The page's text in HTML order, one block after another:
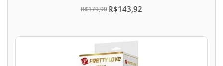
R$179,90 R$143,92